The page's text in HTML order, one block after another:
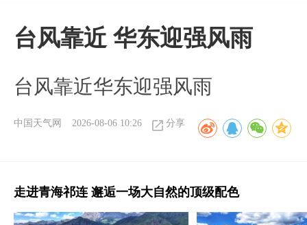
台风靠近 华东迎强风雨
台风靠近华东迎强风雨
中国天气网 2026-08-06 10:26 分享
走进青海祁连 邂逅一场大自然的顶级配色